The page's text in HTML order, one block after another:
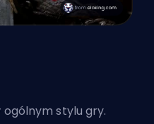
ogólnym stylu gry.